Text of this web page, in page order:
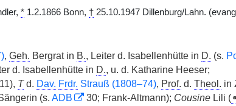
*1.2.1866 Bonn, †25.10.1947 Dillenburg/Lahn.
, Geh. Bergrat in B., Leiter d. Isabellenhütte in D. (s.
d. Isabellenhütte in D., u. d. Katharine Heeser;
Td. Dav. Frdr. Strauß (1808–74), Prof. d. Theol. in
(s. ADB 30; Frank-Altmann); CousineLili (